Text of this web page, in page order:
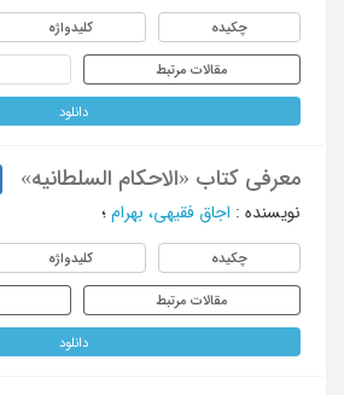
چکیده کلیدواژه
مقالات مرتبط
دانلود
معرفی کتاب «الاحکام السلطانیه»
نویسنده : اجاق فقیهی، بهرام ؛
چکیده کلیدواژه
مقالات مرتبط
دانلود